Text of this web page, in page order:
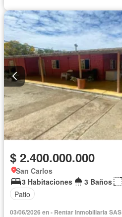
$ 2.400.000.000
San Carlos
3 Habitaciones
3 Baños
Patio
03/06/2026 en - Rentar Inmobiliaria SAS